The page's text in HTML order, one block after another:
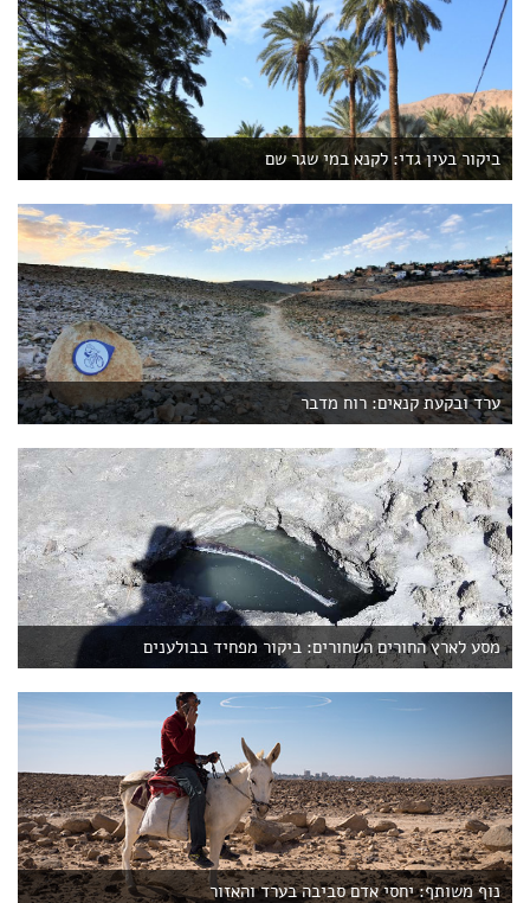
ביקור בעין גדי: לקנא במי שגר שם
ערד ובקעת קנאים: רוח מדבר
מסע לארץ החורים השחורים: ביקור מפחיד בבולענים
נוף משותף: יחסי אדם סביבה בערד והאזור